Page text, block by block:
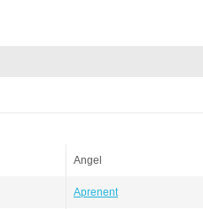
Angel
Aprenent